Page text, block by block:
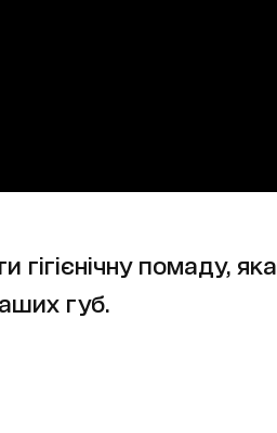
гігієнічну помаду, яка
губ.